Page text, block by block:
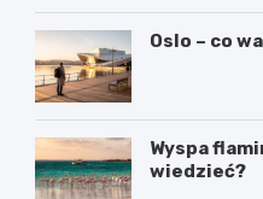
Oslo – co
Wyspa
wiedzieć?